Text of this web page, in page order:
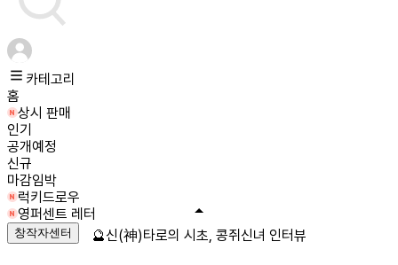
카테고리
홈
상시 판매
인기
공개예정
신규
마감임박
럭키드로우
영퍼센트 레터
창작자센터 🔮신(神)타로의 시초, 콩쥐신녀 인터뷰